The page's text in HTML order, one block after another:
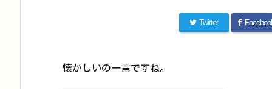
Twitter
懐かしいの一言ですね。